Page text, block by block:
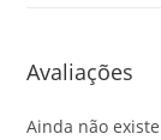
Avaliações
Ainda não